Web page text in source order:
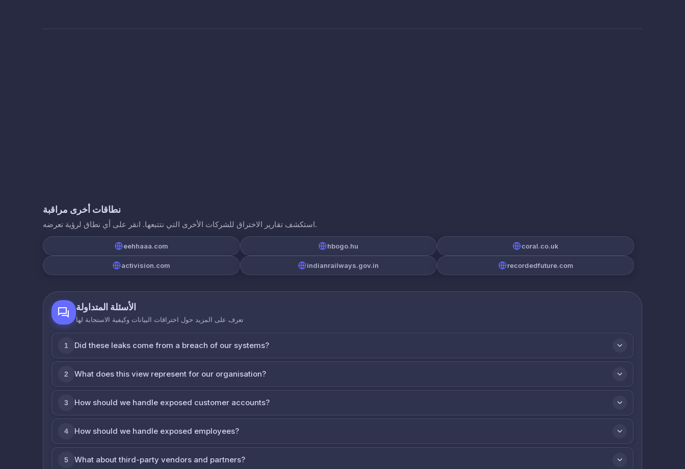
نطاقات أخرى مراقبة
استكشف تقارير الاختراق للشركات الأخرى التي نتتبعها. انقر على أي نطاق لرؤية تعرضه.
eehhaaa.com hbogo.hu coral.co.uk
activision.com indianrailways.gov.in recordedfuture.com
الأسئلة المتداولة
تعرف على المزيد حول اختراقات البيانات وكيفية الاستجابة لها
1 Did these leaks come from a breach of our systems?
2 What does this view represent for our organisation?
3 How should we handle exposed customer accounts?
4 How should we handle exposed employees?
5 What about third-party vendors and partners?